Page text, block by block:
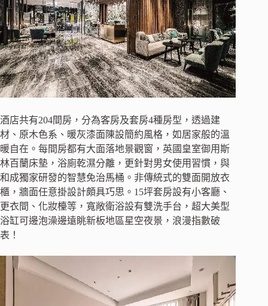
酒店共有204間房，分為客房及套房4種房型，透過建
材、原木色系、暖灰漆面陳設簡約風格，如居家般的溫
暖自在。每間房都有大面落地景觀窗，英國皇室御用斯
林百蘭床墊，浴廁乾濕分離，更針對男女使用習慣，與
和成獨家研發的智慧免治馬桶。非傳統式的雙面開放衣
櫃，牆面任意掛設計頗具巧思。15坪套房設有小客廳、
更衣間、化妝檯等，寬敞衛浴設有雙洗手台，超大美型
浴缸可邊泡澡邊遠眺新板地區星空夜景，浪漫指數破
表！